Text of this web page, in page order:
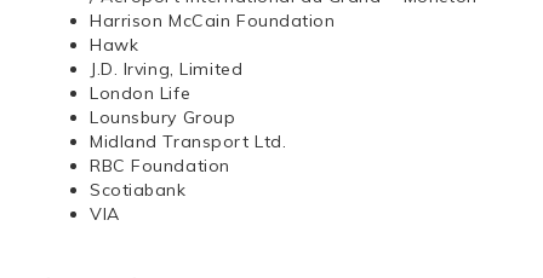
Harrison McCain Foundation
Hawk
J.D. Irving, Limited
London Life
Lounsbury Group
Midland Transport Ltd.
RBC Foundation
Scotiabank
VIA